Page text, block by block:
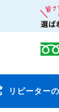
リピーター